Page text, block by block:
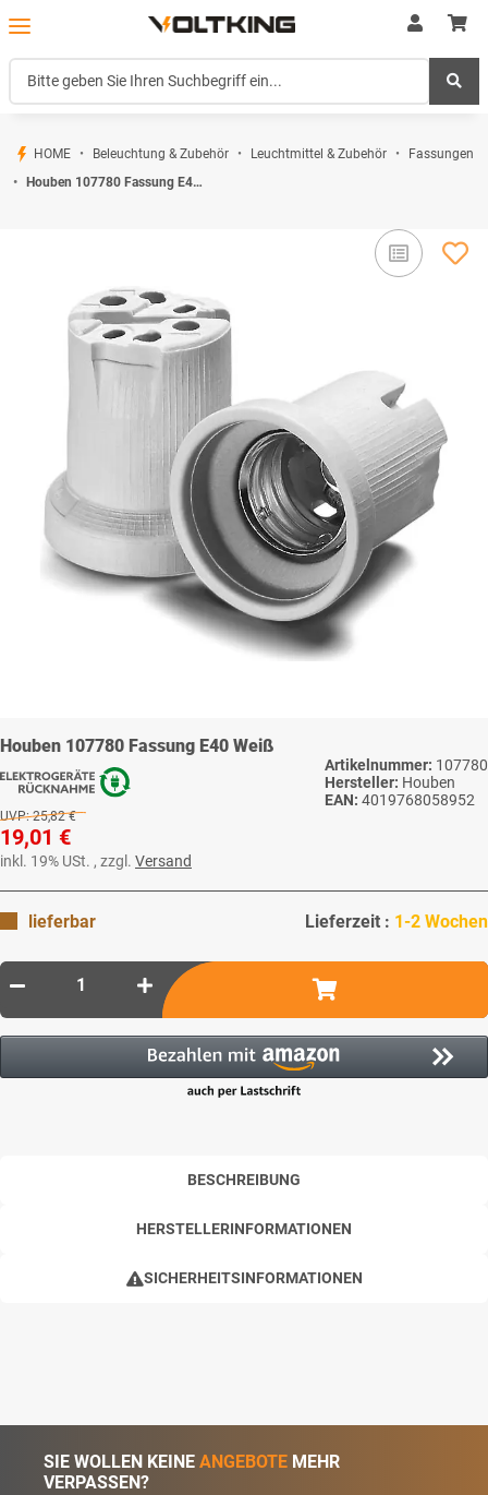
HOME Beleuchtung & Zubehör Leuchtmittel & Zubehör
Fassungen
Houben 107780 Fassung E40 Weiß
Houben 107780 Fassung E40 Weiß
Artikelnummer: 107780
Hersteller: Houben
EAN: 4019768058952
UVP: 25,82 €
19,01 €
inkl. 19% USt. , zzgl. Versand
lieferbar Lieferzeit : 1-2 Wochen
BESCHREIBUNG
HERSTELLERINFORMATIONEN
SICHERHEITSINFORMATIONEN
SIE WOLLEN KEINE ANGEBOTE MEHR
VERPASSEN?